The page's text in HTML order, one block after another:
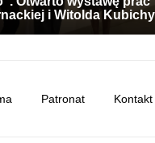
Otwarto wystawę prac
i Witolda Kubichy
Patronat Kontakt